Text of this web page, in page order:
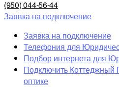
(950) 044-56-44
Заявка на подключение
Заявка на подключение
Телефония для
Подбор интернета для
Подключить Коттеджный
оптике